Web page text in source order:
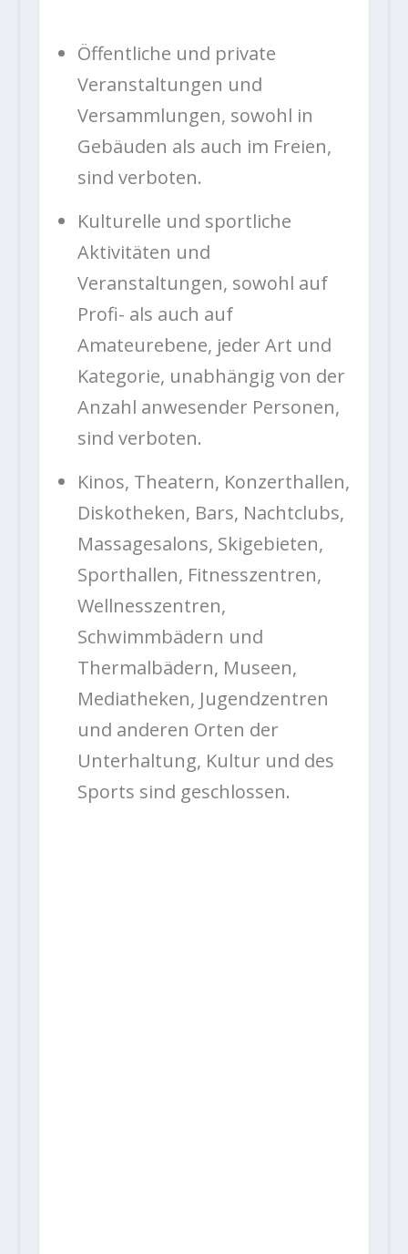
Öffentliche und private
Veranstaltungen und
Versammlungen, sowohl in
Gebäuden als auch im Freien,
sind verboten.
Kulturelle und sportliche
Aktivitäten und
Veranstaltungen, sowohl auf
Profi- als auch auf
Amateurebene, jeder Art und
Kategorie, unabhängig von der
Anzahl anwesender Personen,
sind verboten.
Kinos, Theatern, Konzerthallen,
Diskotheken, Bars, Nachtclubs,
Massagesalons, Skigebieten,
Sporthallen, Fitnesszentren,
Wellnesszentren,
Schwimmbädern und
Thermalbädern, Museen,
Mediatheken, Jugendzentren
und anderen Orten der
Unterhaltung, Kultur und des
Sports sind geschlossen.